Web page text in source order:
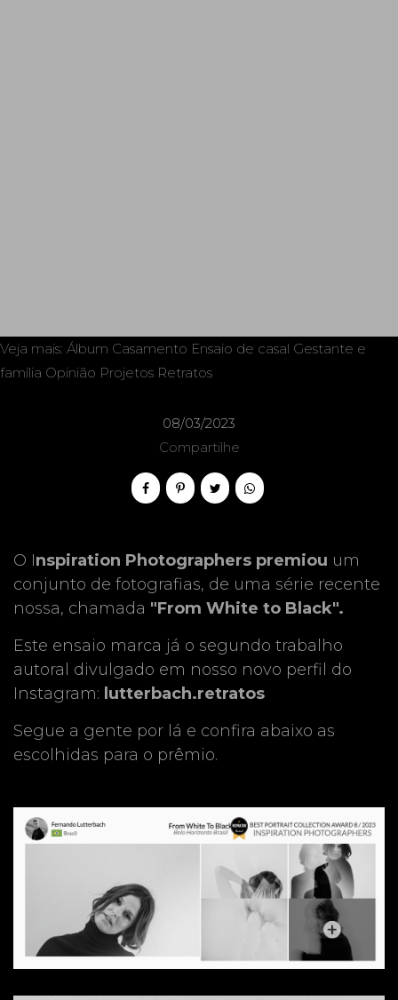
Veja mais: Álbum Casamento Ensaio de casal Gestante e
família Opinião Projetos Retratos
08/03/2023
Compartilhe
O Inspiration Photographers premiou um
conjunto de fotografias, de uma série recente
nossa, chamada "From White to Black".
Este ensaio marca já o segundo trabalho
autoral divulgado em nosso novo perfil do
Instagram: lutterbach.retratos
Segue a gente por lá e confira abaixo as
escolhidas para o prêmio.